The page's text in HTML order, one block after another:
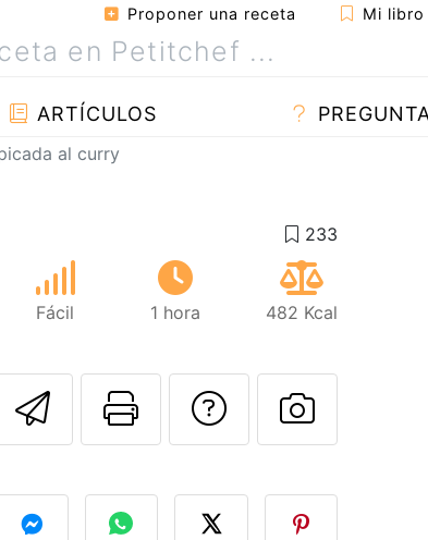
Proponer una receta Mi libro
ARTÍCULOS
al curry
Fácil 1 hora 482 Kcal
Enviar esta receta a
Imprimir esta
Preguntar